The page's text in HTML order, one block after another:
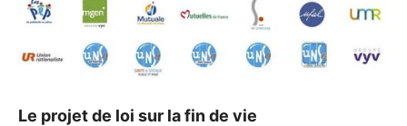
Le projet de loi sur la fin de vie